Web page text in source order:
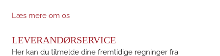
Læs mere om os
LEVERANDØRSERVICE
Her kan du tilmelde dine fremtidige regninger fra